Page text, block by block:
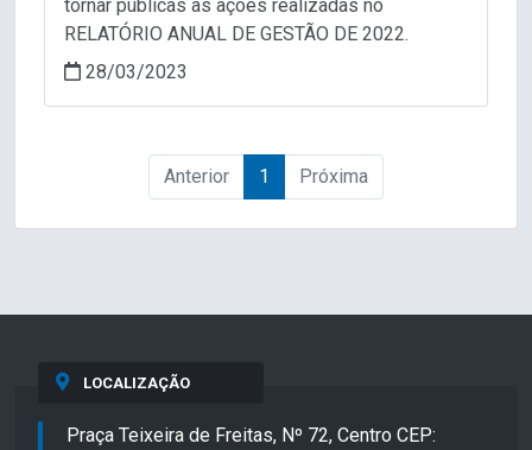
tornar públicas as ações realizadas no
RELATÓRIO ANUAL DE GESTÃO DE 2022.
28/03/2023
Anterior 1 Próxima
LOCALIZAÇÃO
Praça Teixeira de Freitas, Nº 72, Centro CEP: